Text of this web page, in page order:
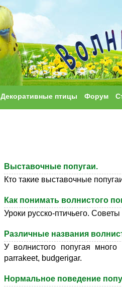
Декоративные птицы Форум
Выставочные попугаи.
Кто такие выставочные
Как понимать волнистого
Уроки русско-птичьего.
Различные названия
У волнистого попугая
parrakeet, budgerigar.
Нормальное поведение